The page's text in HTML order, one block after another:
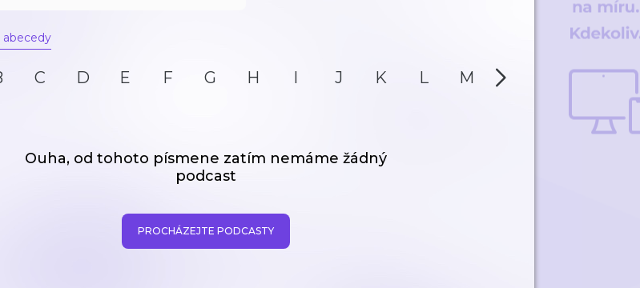
abecedy
C D E F G H I J K L M N P
Ouha, od tohoto písmene zatím nemáme žádný
podcast
PROCHÁZEJTE PODCASTY